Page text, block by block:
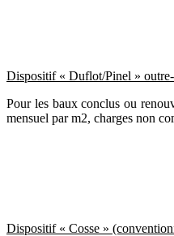
Dispositif « Duflot/Pinel »
Pour les baux conclus ou
mensuel par m2, charges non
Dispositif « Cosse »